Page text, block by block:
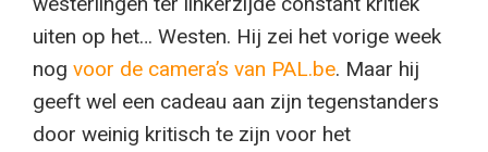
uiten op het… Westen. Hij zei het vorige week
nog voor de camera’s van PAL.be. Maar hij
geeft wel een cadeau aan zijn tegenstanders
door weinig kritisch te zijn voor het